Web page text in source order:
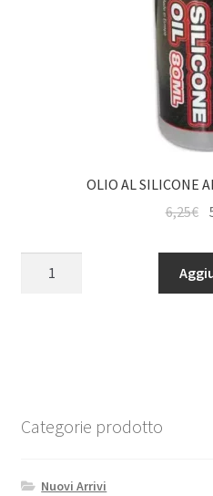
OLIO AL SILICONE
6,25€
quantità
Categorie prodotto
Nuovi Arrivi